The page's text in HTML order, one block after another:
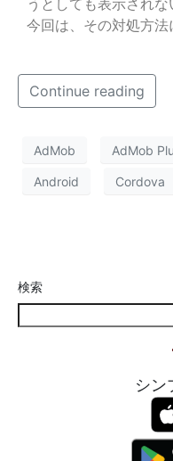
うとしても表示されな
今回は、その対処方法
Continue reading
AdMob AdMob
Android Cordova
検索
シン